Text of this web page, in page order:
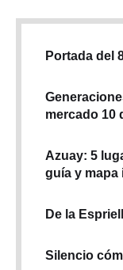
Portada del
mercado 10
Azuay: 5
guía y mapa
De la
Silencio